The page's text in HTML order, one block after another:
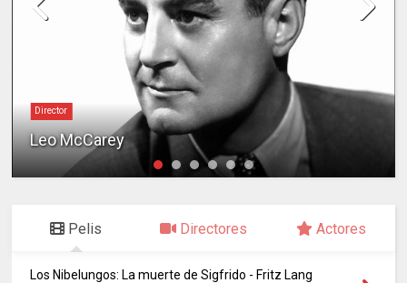
Director
Leo McCarey
Pelis Directores Actores
Los Nibelungos: La muerte de Sigfrido - Fritz Lang